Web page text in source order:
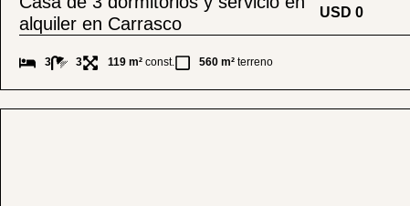
alquiler en Carrasco
USD 0
3 3 119 m² const. 560 m² terreno